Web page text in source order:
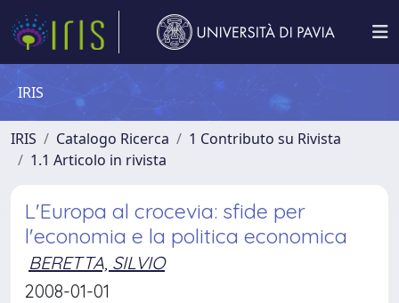
IRIS
IRIS Catalogo Ricerca
1 Contributo su Rivista
1.1 Articolo in rivista
L'Europa al crocevia: sfide per
l'economia e la politica economica
BERETTA, SILVIO
2008-01-01